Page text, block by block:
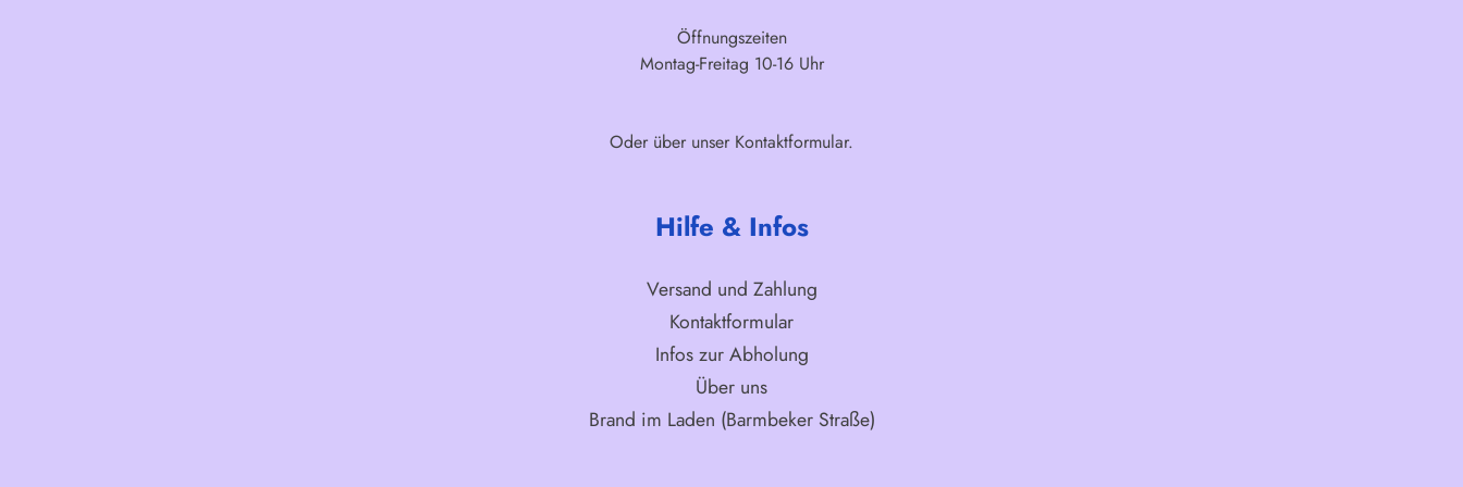
Öffnungszeiten
Montag-Freitag 10-16 Uhr
Oder über unser Kontaktformular.
Hilfe & Infos
Versand und Zahlung
Kontaktformular
Infos zur Abholung
Über uns
Brand im Laden (Barmbeker Straße)